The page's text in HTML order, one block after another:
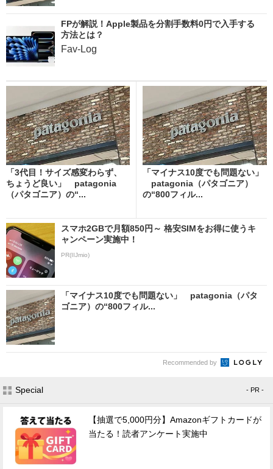
FPが解説！Apple製品を分割手数料0円で入手する
方法とは？
Fav-Log
「3代目！サイズ感変わらず、
ちょうど良い」 patagonia
（パタゴニア）の“...
「マイナス10度でも問題ない」
patagonia（パタゴニア）
の“800フィル...
スマホ2GBで月額850円～ 格安SIMをお得に使うキ
ャンペーン実施中！
PR(IIJmio)
「マイナス10度でも問題ない」 patagonia（パタ
ゴニア）の“800フィル...
Recommended by
Special - PR -
【抽選で5,000円分】Amazonギフトカードが
当たる！読者アンケート実施中